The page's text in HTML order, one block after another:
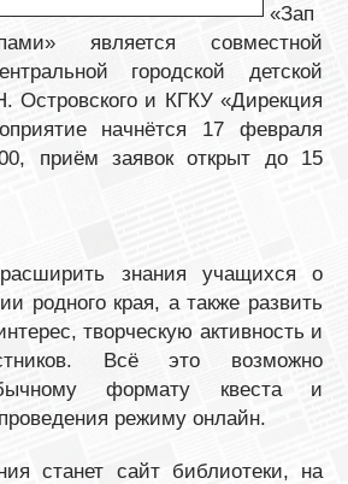
«Зап
является совместной
городской детской
Островского и КГКУ «Дирекция
начнётся 17 февраля
приём заявок открыт до 15
знания учащихся о
родного края, а также развить
творческую активность и
Всё это возможно
формату квеста и
режиму онлайн.
станет сайт библиотеки, на